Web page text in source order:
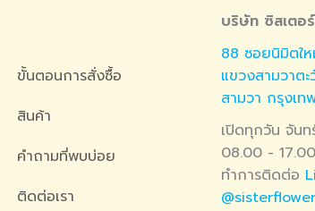
ขั้นตอนการสั่งซื้อ
สินค้า
คำถามที่พบบ่อย
ติดต่อเรา
บริษัท ซิสเตอ
88 ซอยนิมิตใ
แขวงสามวาต
สามวา กรุงเท
เปิดทุกวัน จัน
08.00 -
ทำการติดต่อ